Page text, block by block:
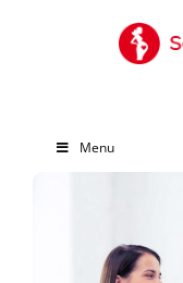
Menu